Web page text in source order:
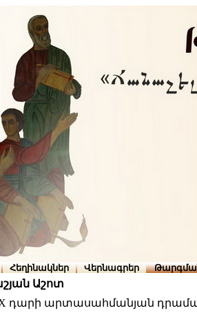
Հեղինակներ Վերնագրեր
Աշոտ
դարի արտասահմանյան